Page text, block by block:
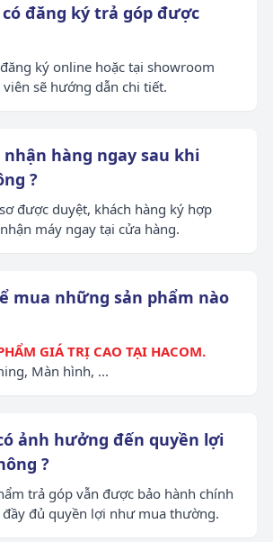
đăng ký trả góp được
ký online hoặc tại showroom
sẽ hướng dẫn chi tiết.
nhận hàng ngay sau khi
?
được duyệt, khách hàng ký hợp
máy ngay tại cửa hàng.
mua những sản phẩm nào
GIÁ TRỊ CAO TẠI HACOM.
Màn hình, ...
ảnh hưởng đến quyền lợi
?
trả góp vẫn được bảo hành chính
đủ quyền lợi như mua thường.